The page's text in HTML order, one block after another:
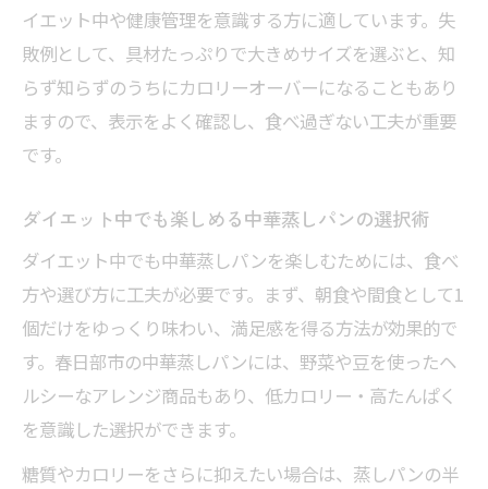
イエット中や健康管理を意識する方に適しています。失
敗例として、具材たっぷりで大きめサイズを選ぶと、知
らず知らずのうちにカロリーオーバーになることもあり
ますので、表示をよく確認し、食べ過ぎない工夫が重要
です。
ダイエット中でも楽しめる中華蒸しパンの選択術
ダイエット中でも中華蒸しパンを楽しむためには、食べ
方や選び方に工夫が必要です。まず、朝食や間食として1
個だけをゆっくり味わい、満足感を得る方法が効果的で
す。春日部市の中華蒸しパンには、野菜や豆を使ったヘ
ルシーなアレンジ商品もあり、低カロリー・高たんぱく
を意識した選択ができます。
糖質やカロリーをさらに抑えたい場合は、蒸しパンの半